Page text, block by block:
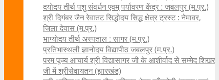
दयोदय तीर्थ पशु संवर्धन एवम्‌ पर्यावरण केंद्र : जबलपुर (म.प्र.)
श्री दिगंबर जैन रेवातट सिद्धोदय सिद्ध क्षेत्र ट्रस्ट : नेमावर,
जिला देवास (म.प्र.)
भाग्योदय तीर्थ अस्पताल : सागर (म.प्र.)
प्रतिभास्थली ज्ञानोदय विद्यापीठ जबलपुर (म.प्र.)
परम पूज्य आचार्य श्री विद्यासागर जी के आशीर्वाद से सम्मेद शिखर
जी में श्रीसेवायतन (झारखंड)